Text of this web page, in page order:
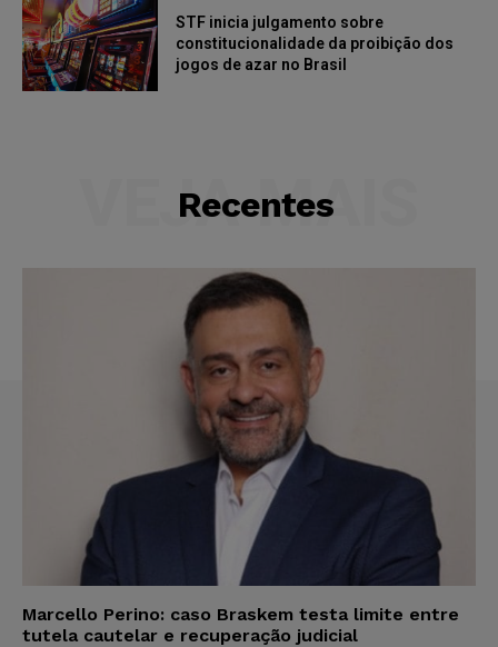
STF inicia julgamento sobre
constitucionalidade da proibição dos
jogos de azar no Brasil
Recentes
VEJA MAIS
Marcello Perino: caso Braskem testa limite entre
tutela cautelar e recuperação judicial